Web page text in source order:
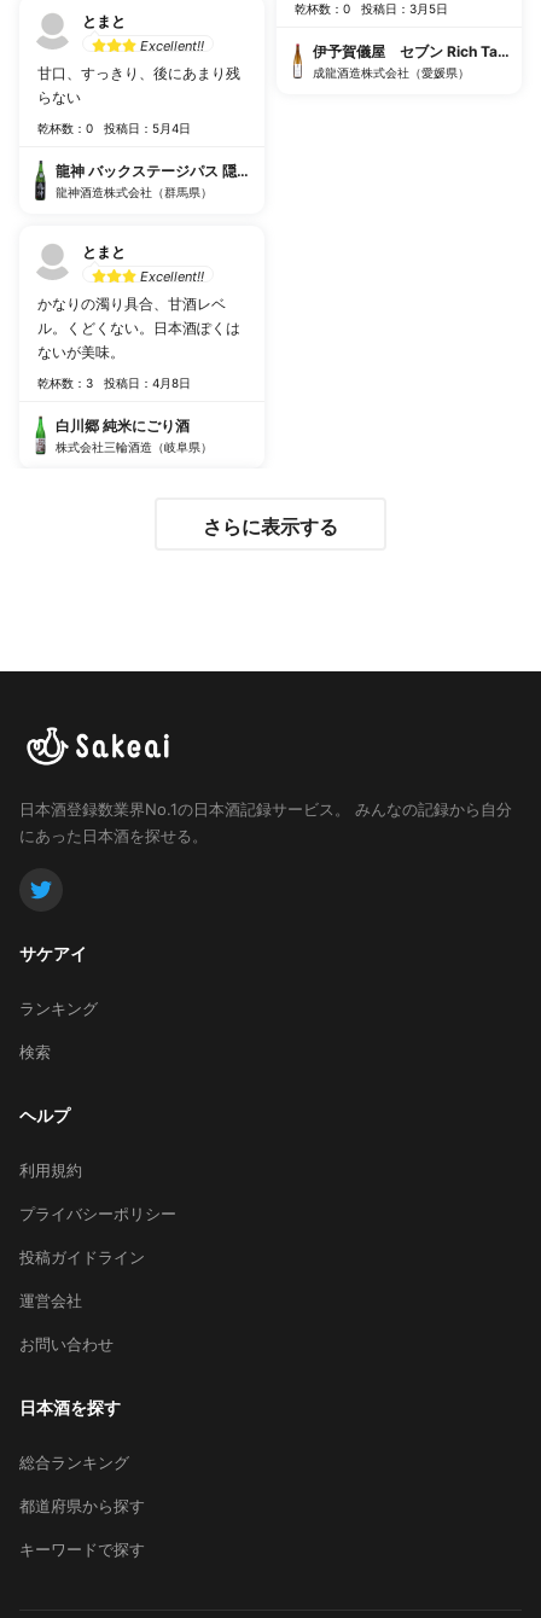
とまと
Excellent!!
甘口、すっきり、後にあまり残
らない
乾杯数：0 投稿日：5月4日
龍神 バックステージパス 隠し酒
龍神酒造株式会社（群馬県）
とまと
Excellent!!
かなりの濁り具合、甘酒レベ
ル。くどくない。日本酒ぽくは
ないが美味。
乾杯数：3 投稿日：4月8日
白川郷 純米にごり酒
株式会社三輪酒造（岐阜県）
乾杯数：0 投稿日：3月5日
伊予賀儀屋 セブン Rich Taste 純
成龍酒造株式会社（愛媛県）
さらに表示する
日本酒登録数業界No.1の日本酒記録サービス。
みんなの記録から自分
にあった日本酒を探せる。
サケアイ
ランキング
検索
ヘルプ
利用規約
プライバシーポリシー
投稿ガイドライン
運営会社
お問い合わせ
日本酒を探す
総合ランキング
都道府県から探す
キーワードで探す